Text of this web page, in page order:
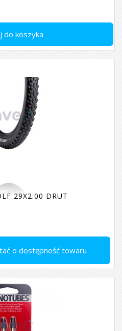
do koszyka
o dostępność towaru
29X2.00 DRUT